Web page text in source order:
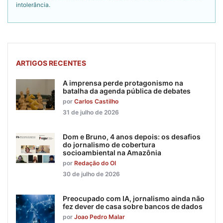
intolerância.
ARTIGOS RECENTES
A imprensa perde protagonismo na
batalha da agenda pública de debates
por Carlos Castilho
31 de julho de 2026
Dom e Bruno, 4 anos depois: os desafios
do jornalismo de cobertura
socioambiental na Amazônia
por Redação do OI
30 de julho de 2026
Preocupado com IA, jornalismo ainda não
fez dever de casa sobre bancos de dados
por Joao Pedro Malar